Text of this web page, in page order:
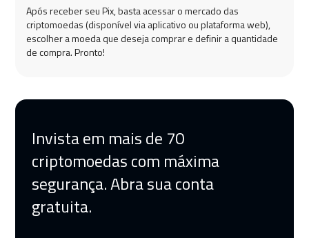
Após receber seu Pix, basta acessar o mercado das
criptomoedas (disponível via aplicativo ou plataforma web),
escolher a moeda que deseja comprar e definir a quantidade
de compra. Pronto!
Invista em mais de 70
criptomoedas com máxima
segurança. Abra sua conta
gratuita.